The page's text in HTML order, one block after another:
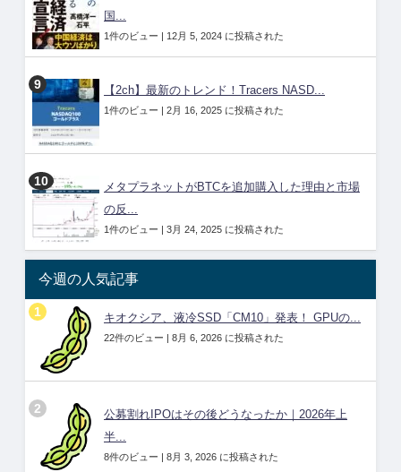
国...
1件のビュー | 12月 5, 2024 に投稿された
【2ch】最新のトレンド！Tracers NASD...
1件のビュー | 2月 16, 2025 に投稿された
メタプラネットがBTCを追加購入した理由と市場
の反...
1件のビュー | 3月 24, 2025 に投稿された
今週の人気記事
キオクシア、液冷SSD「CM10」発表！ GPUの...
22件のビュー | 8月 6, 2026 に投稿された
公募割れIPOはその後どうなったか｜2026年上
半...
8件のビュー | 8月 3, 2026 に投稿された